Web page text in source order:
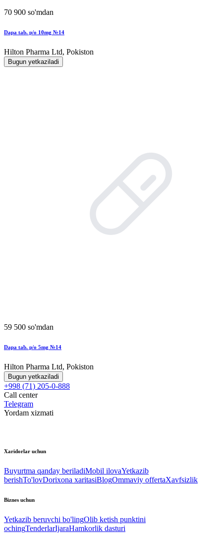
70 900 so'mdan
Dapa tab. p/o 10mg №14
Hilton Pharma Ltd, Pokiston
Bugun yetkaziladi
59 500 so'mdan
Dapa tab. p/o 5mg №14
Hilton Pharma Ltd, Pokiston
Bugun yetkaziladi
+998 (71) 205-0-888
Call center
Telegram
Yordam xizmati
Xaridorlar uchun
Buyurtma qanday beriladiMobil ilovaYetkazib
berishTo'lovDorixona xaritasiBlogOmmaviy offertaXavfsizlik
Biznes uchun
Yetkazib beruvchi bo'lingOlib ketish punktini
ochingTenderlarIjaraHamkorlik dasturi